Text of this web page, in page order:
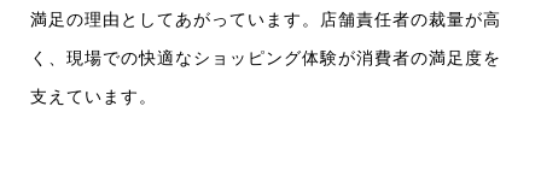
満足の理由としてあがっています。店舗責任者の裁量が高
く、現場での快適なショッピング体験が消費者の満足度を
支えています。